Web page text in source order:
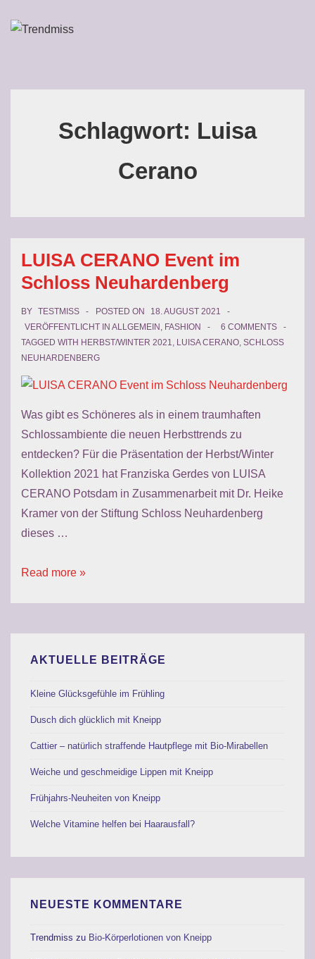
Zum
Navigation
Schlagwort: Luisa
Cerano
LUISA CERANO Event im
Schloss Neuhardenberg
BY TESTMISS POSTED ON
18. AUGUST 2021
VERÖFFENTLICHT IN ALLGEMEIN , FASHION
6 COMMENTS
TAGGED WITH HERBST/WINTER 2021, LUISA CERANO, SCHLOSS
NEUHARDENBERG
Was gibt es Schöneres als in einem traumhaften
Schlossambiente die neuen Herbsttrends zu
entdecken? Für die Präsentation der Herbst/Winter
Kollektion 2021 hat Franziska Gerdes von LUISA
CERANO Potsdam in Zusammenarbeit mit Dr. Heike
Kramer von der Stiftung Schloss Neuhardenberg
dieses …
LUISA
im
Read more »
AKTUELLE BEITRÄGE
Kleine Glücksgefühle im Frühling
Dusch dich glücklich mit Kneipp
Cattier – natürlich straffende Hautpflege mit Bio-Mirabellen
Weiche und geschmeidige Lippen mit Kneipp
Frühjahrs-Neuheiten von Kneipp
Welche Vitamine helfen bei Haarausfall?
NEUESTE KOMMENTARE
Trendmiss zu Bio-Körperlotionen von Kneipp